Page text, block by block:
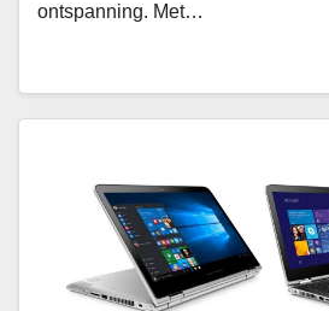
ontspanning. Met…